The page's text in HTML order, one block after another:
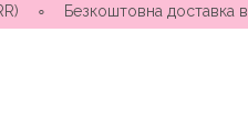
доставка від 3000 грн∘